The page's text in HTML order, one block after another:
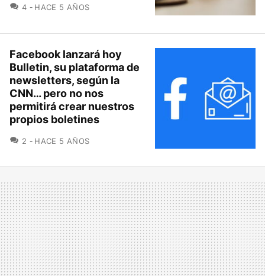
4 COMENTARIOS
HACE 5 AÑOS
Facebook lanzará hoy
Bulletin, su plataforma de
newsletters, según la
CNN… pero no nos
permitirá crear nuestros
propios boletines
2 COMENTARIOS
HACE 5 AÑOS